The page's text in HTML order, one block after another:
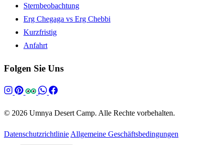
Sternbeobachtung
Erg Chegaga vs Erg Chebbi
Kurzfristig
Anfahrt
Folgen Sie Uns
© 2026 Umnya Desert Camp. Alle Rechte vorbehalten.
Datenschutzrichtlinie Allgemeine Geschäftsbedingungen